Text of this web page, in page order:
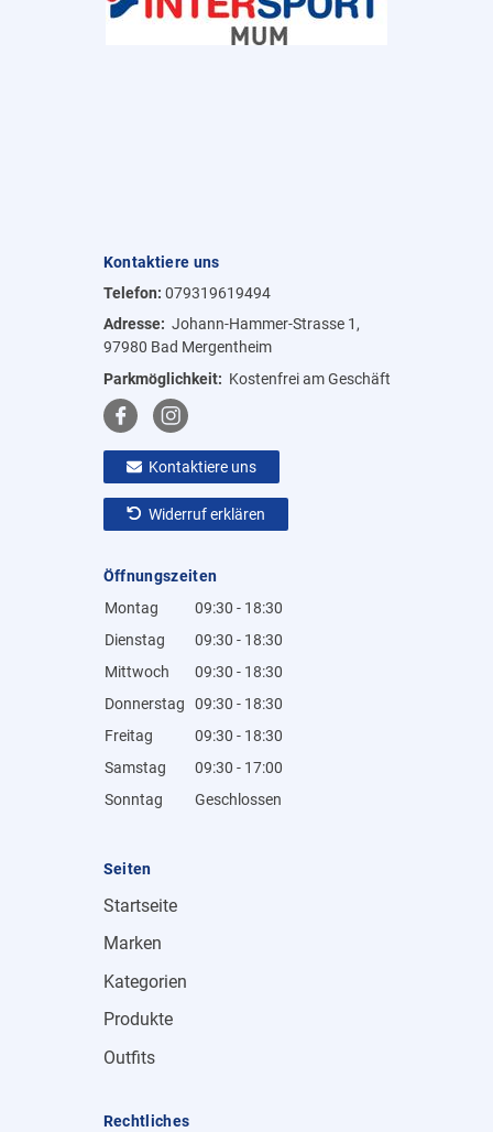
Kontaktiere uns
Telefon: 079319619494
Adresse: Johann-Hammer-Strasse 1,
97980 Bad Mergentheim
Parkmöglichkeit: Kostenfrei am Geschäft
Kontaktiere uns
Widerruf erklären
Öffnungszeiten
Montag
09:30 - 18:30
Dienstag
09:30 - 18:30
Mittwoch
09:30 - 18:30
Donnerstag
09:30 - 18:30
Freitag
09:30 - 18:30
Samstag
09:30 - 17:00
Sonntag
Geschlossen
Seiten
Startseite
Marken
Kategorien
Produkte
Outfits
Rechtliches